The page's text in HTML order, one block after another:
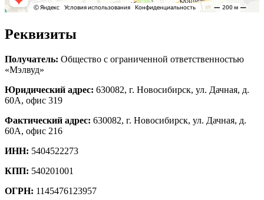
Реквизиты
Получатель: Общество с ограниченной ответственностью
«Мэлвуд»
Юридический адрес: 630082, г. Новосибирск, ул. Дачная, д.
60А, офис 319
Фактический адрес: 630082, г. Новосибирск, ул. Дачная, д.
60А, офис 216
ИНН: 5404522273
КПП: 540201001
ОГРН: 1145476123957